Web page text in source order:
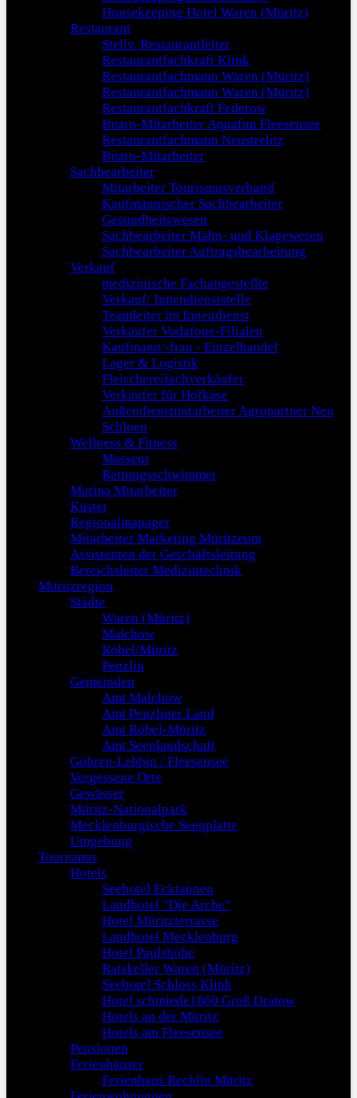
Housekeeping Hotel Waren (Müritz)
Restaurant
Stellv. Restaurantleiter
Restaurantfachkraft Klink
Restaurantfachmann Waren (Müritz)
Restaurantfachmann Waren (Müritz)
Restaurantfachkraft Federow
Bistro-Mitarbeiter Aquafun Fleesensee
Restaurantfachmann Neustrelitz
Bistro-Mitarbeiter
Sachbearbeiter
Mitarbeiter Tourismusverband
Kaufmännischer Sachbearbeiter
Gesundheitswesen
Sachbearbeiter Mahn- und Klagewesen
Sachbearbeiter Auftragsbearbeitung
Verkauf
medizinische Fachangestellte
Verkauf/ Innendienststelle
Teamleiter im Innendienst
Verkäufer Vodafone-Filialen
Kaufmann/-frau - Einzelhandel
Lager & Logistik
Fleischereifachverkäufer
Verkäufer für Hofkäse
Außendienstmitarbeiter Agropartner Neu
Schloen
Wellness & Fitness
Masseur
Rettungsschwimmer
Marina Mitarbeiter
Küster
Regionalmanager
Mitarbeiter Marketing Müritzeum
Assistenten der Geschäftsleitung
Bereichsleiter Medizintechnik
Müritzregion
Städte
Waren (Müritz)
Malchow
Röbel/Müritz
Penzlin
Gemeinden
Amt Malchow
Amt Penzliner Land
Amt Röbel-Müritz
Amt Seenlandschaft
Göhren-Lebbin / Fleesensee
Vergessene Orte
Gewässer
Müritz-Nationalpark
Mecklenburgische Seenplatte
Umgebung
Tourismus
Hotels
Seehotel Ecktannen
Landhotel "Die Arche"
Hotel Müritzterrasse
Landhotel Mecklenburg
Hotel Paulshöhe
Ratskeller Waren (Müritz)
Seehotel Schloss Klink
Hotel schmiede1860 Groß Dratow
Hotels an der Müritz
Hotels am Fleesensee
Pensionen
Ferienhäuser
Ferienhaus Rechlin Müritz